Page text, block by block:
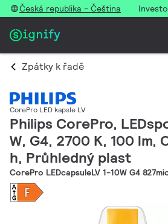
Česká republika - Čeština
Zpátky k řadě
CorePro LED kapsle LV
Philips CorePro,
W, G4, 2700 K, 100 lm,
h, Průhledný plast
CorePro LEDcapsuleLV 1-10W G4